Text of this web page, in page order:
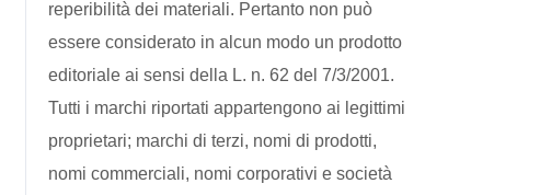
reperibilità dei materiali. Pertanto non può
essere considerato in alcun modo un prodotto
editoriale ai sensi della L. n. 62 del 7/3/2001.
Tutti i marchi riportati appartengono ai legittimi
proprietari; marchi di terzi, nomi di prodotti,
nomi commerciali, nomi corporativi e società